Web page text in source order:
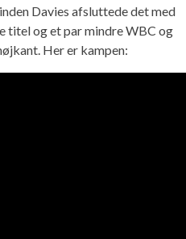
Davies afsluttede det med
titel og et par mindre WBC og
Her er kampen: